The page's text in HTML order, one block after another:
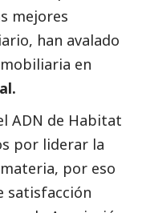
mejores
han avalado
en
ADN de Habitat
por liderar la
por eso
satisfacción